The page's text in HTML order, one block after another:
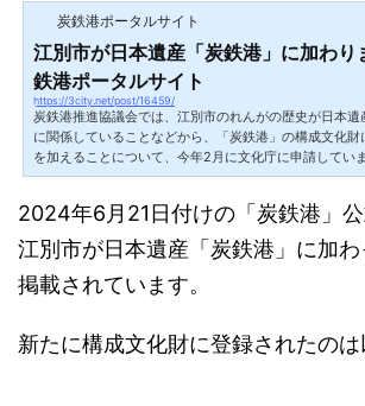
炭鉄港ポータルサイト
江別市が日本遺産「炭鉄港」に加わり
鉄港ポータルサイト
https://3city.net/post/16459/
炭鉄港推進協議会では、江別市のれんがの歴史が日本
に関係していることなどから、「炭鉄港」の構成文化
を加えることについて、今年2月に文化庁に申請してい
の申請が認められ
2024年6月21日付けの「炭鉄港」公
江別市が日本遺産「炭鉄港」に加
掲載されています。
新たに構成文化財に登録されたのは